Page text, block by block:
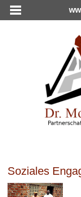
Soziales